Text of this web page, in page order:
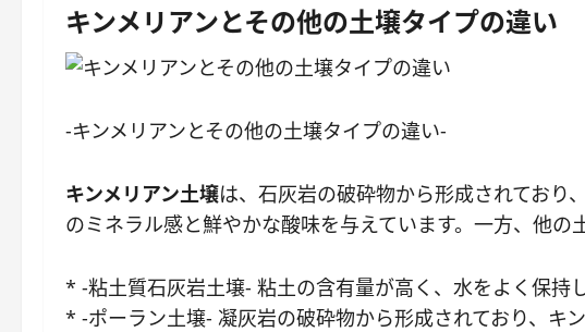
キンメリアンとその他の土壌タイプの違い
-キンメリアンとその他の土壌タイプの違い-
キンメリアン土壌は、石灰岩の破砕物から形成されており
のミネラル感と鮮やかな酸味を与えています。一方、他の
* -粘土質石灰岩土壌- 粘土の含有量が高く、水をよく保持
* -ポーラン土壌- 凝灰岩の破砕物から形成されており、キ